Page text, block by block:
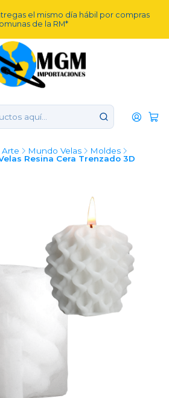
el mismo día hábil por compras
de la RM*
Mundo Velas
Moldes
Resina Cera Trenzado 3D